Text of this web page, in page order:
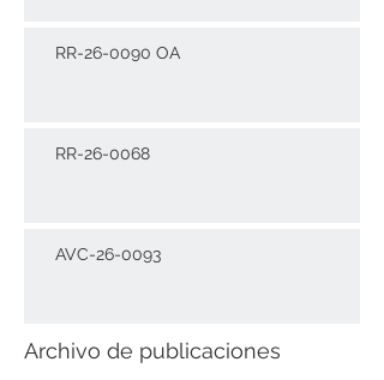
RR-26-0090 OA
RR-26-0068
AVC-26-0093
Archivo de publicaciones